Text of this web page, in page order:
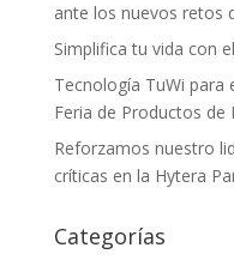
ante los nuevos retos
Simplifica tu vida con
Tecnología TuWi para
Feria de Productos de
Reforzamos nuestro
críticas en la Hytera
Categorías